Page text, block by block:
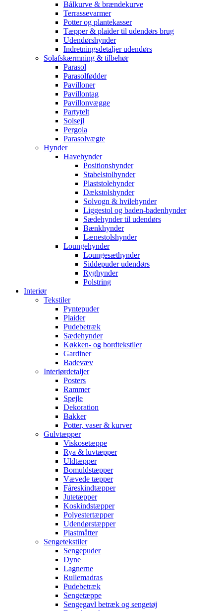
Bålkurve & brændekurve
Terrassevarmer
Potter og plantekasser
Tæpper & plaider til udendørs brug
Udendørshynder
Indretningsdetaljer udendørs
Solafskærmning & tilbehør
Parasol
Parasolfødder
Pavilloner
Pavillontag
Pavillonvægge
Partytelt
Solsejl
Pergola
Parasolvægte
Hynder
Havehynder
Positionshynder
Stabelstolhynder
Plaststolehynder
Dækstolshynder
Solvogn & hvilehynder
Liggestol og baden-badenhynder
Sædehynder til udendørs
Bænkhynder
Lænestolshynder
Loungehynder
Loungesæthynder
Siddepuder udendørs
Ryghynder
Polstring
Interiør
Tekstiler
Pyntepuder
Plaider
Pudebetræk
Sædehynder
Køkken- og bordtekstiler
Gardiner
Badevæv
Interiørdetaljer
Posters
Rammer
Spejle
Dekoration
Bakker
Potter, vaser & kurver
Gulvtæpper
Viskosetæppe
Rya & luvtæpper
Uldtæpper
Bomuldstæpper
Vævede tæpper
Fåreskindtæpper
Jutetæpper
Koskindstæpper
Polyestertæpper
Udendørstæpper
Plastmåtter
Sengetekstiler
Sengepuder
Dyne
Lagnerne
Rullemadras
Pudebetræk
Sengetæppe
Sengegavl betræk og sengetøj